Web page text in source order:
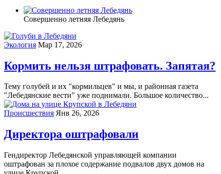
Совершенно летняя Лебедянь
Экология Мар 17, 2026
Кормить нельзя штрафовать. Запятая?
Тему голубей и их "кормильцев" и мы, и районная газета
"Лебедянские вести" уже поднимали. Большое количество...
Происшествия Янв 26, 2026
Директора оштрафовали
Гендиректор Лебедянской управляющей компании
оштрафован за плохое содержание подвалов двух домов на